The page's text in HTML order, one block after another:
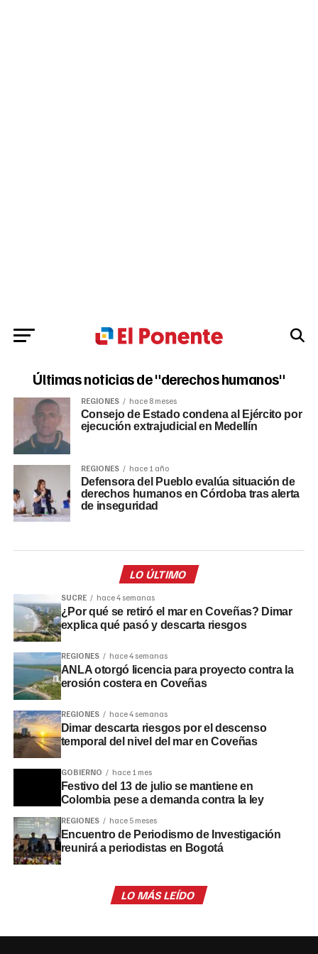
Últimas noticias de "derechos humanos"
REGIONES hace 8 meses
Consejo de Estado condena al Ejército por
ejecución extrajudicial en Medellín
REGIONES hace 1 año
Defensora del Pueblo evalúa situación de
derechos humanos en Córdoba tras alerta
de inseguridad
LO ÚLTIMO
SUCRE hace 4 semanas
¿Por qué se retiró el mar en Coveñas? Dimar
explica qué pasó y descarta riesgos
REGIONES hace 4 semanas
ANLA otorgó licencia para proyecto contra la
erosión costera en Coveñas
REGIONES hace 4 semanas
Dimar descarta riesgos por el descenso
temporal del nivel del mar en Coveñas
GOBIERNO hace 1 mes
Festivo del 13 de julio se mantiene en
Colombia pese a demanda contra la ley
REGIONES hace 5 meses
Encuentro de Periodismo de Investigación
reunirá a periodistas en Bogotá
LO MÁS LEÍDO